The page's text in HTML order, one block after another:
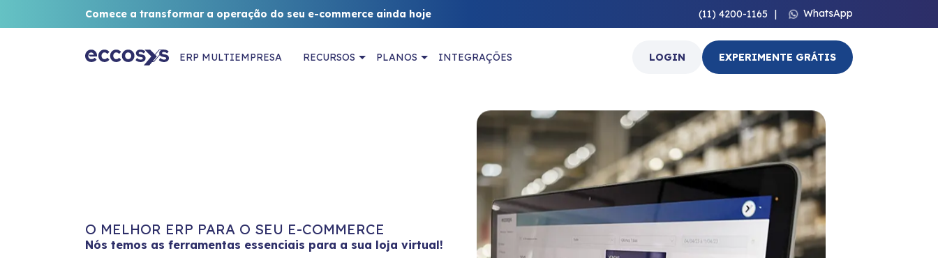
Comece a transformar a operação do seu e-commerce ainda hoje (11) 4200-1165 | WhatsApp
ERP MULTIEMPRESA RECURSOS PLANOS INTEGRAÇÕES LOGIN EXPERIMENTE GRÁTIS
O MELHOR ERP PARA O SEU E-COMMERCE
Nós temos as ferramentas essenciais para a sua loja virtual!